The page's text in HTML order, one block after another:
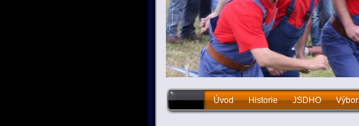
Úvod Historie JSDHO Výbor